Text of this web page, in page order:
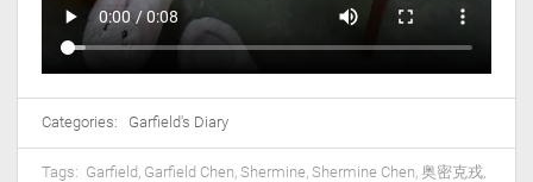
Categories: Garfield's Diary
Tags: Garfield, Garfield Chen, Shermine, Shermine Chen, 奥密克戎,